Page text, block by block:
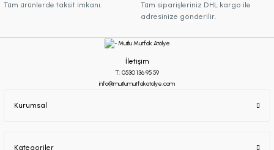
Tüm ürünlerde taksit imkanı.
Tüm siparişleriniz DHL kargo ile
adresinize gönderilir.
İletişim
T: 0530 136 95 59
info@mutlumutfakatolye.com
Kurumsal
Kategoriler